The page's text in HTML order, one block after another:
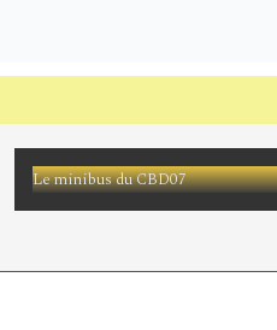
Le minibus du CBD07